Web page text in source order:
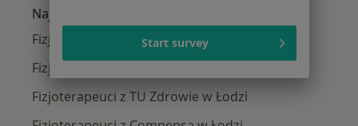
Najpopularniejsze ubezpieczenia
Fizjoterapeuci z Allianz w Łodzi
Fizjoterapeuci z PZU Zdrowie w Łodzi
Fizjoterapeuci z TU Zdrowie w Łodzi
Start survey